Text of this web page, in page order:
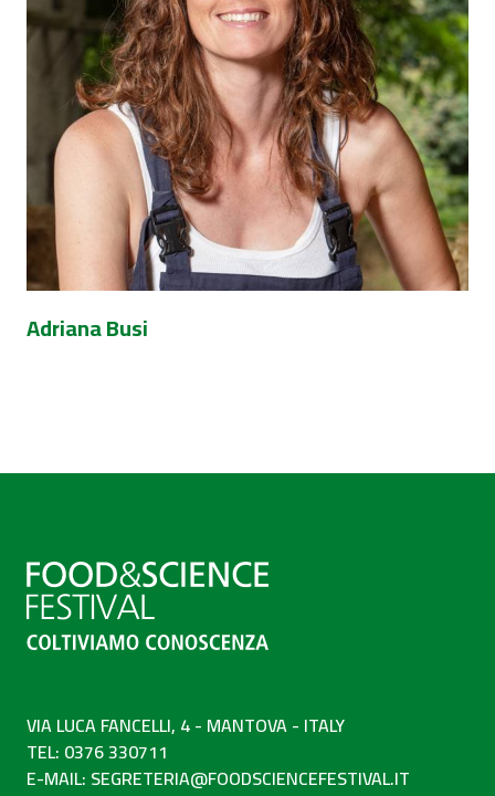
Adriana Busi
VIA LUCA FANCELLI, 4 - MANTOVA - ITALY
TEL: 0376 330711
E-MAIL: SEGRETERIA@FOODSCIENCEFESTIVAL.IT